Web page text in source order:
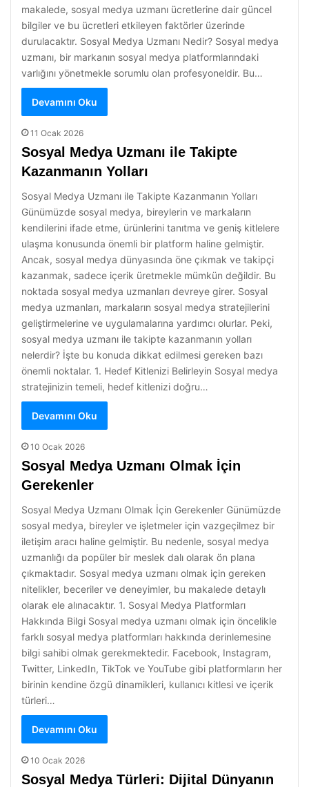
makalede, sosyal medya uzmanı ücretlerine dair güncel
bilgiler ve bu ücretleri etkileyen faktörler üzerinde
durulacaktır. Sosyal Medya Uzmanı Nedir? Sosyal medya
uzmanı, bir markanın sosyal medya platformlarındaki
varlığını yönetmekle sorumlu olan profesyoneldir. Bu…
Devamını Oku
11 Ocak 2026
Sosyal Medya Uzmanı ile Takipte
Kazanmanın Yolları
Sosyal Medya Uzmanı ile Takipte Kazanmanın Yolları
Günümüzde sosyal medya, bireylerin ve markaların
kendilerini ifade etme, ürünlerini tanıtma ve geniş kitlelere
ulaşma konusunda önemli bir platform haline gelmiştir.
Ancak, sosyal medya dünyasında öne çıkmak ve takipçi
kazanmak, sadece içerik üretmekle mümkün değildir. Bu
noktada sosyal medya uzmanları devreye girer. Sosyal
medya uzmanları, markaların sosyal medya stratejilerini
geliştirmelerine ve uygulamalarına yardımcı olurlar. Peki,
sosyal medya uzmanı ile takipte kazanmanın yolları
nelerdir? İşte bu konuda dikkat edilmesi gereken bazı
önemli noktalar. 1. Hedef Kitlenizi Belirleyin Sosyal medya
stratejinizin temeli, hedef kitlenizi doğru…
Devamını Oku
10 Ocak 2026
Sosyal Medya Uzmanı Olmak İçin
Gerekenler
Sosyal Medya Uzmanı Olmak İçin Gerekenler Günümüzde
sosyal medya, bireyler ve işletmeler için vazgeçilmez bir
iletişim aracı haline gelmiştir. Bu nedenle, sosyal medya
uzmanlığı da popüler bir meslek dalı olarak ön plana
çıkmaktadır. Sosyal medya uzmanı olmak için gereken
nitelikler, beceriler ve deneyimler, bu makalede detaylı
olarak ele alınacaktır. 1. Sosyal Medya Platformları
Hakkında Bilgi Sosyal medya uzmanı olmak için öncelikle
farklı sosyal medya platformları hakkında derinlemesine
bilgi sahibi olmak gerekmektedir. Facebook, Instagram,
Twitter, LinkedIn, TikTok ve YouTube gibi platformların her
birinin kendine özgü dinamikleri, kullanıcı kitlesi ve içerik
türleri…
Devamını Oku
10 Ocak 2026
Sosyal Medya Türleri: Dijital Dünyanın